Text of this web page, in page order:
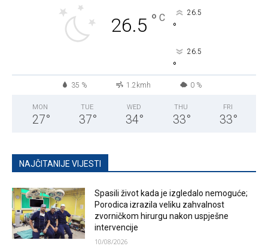
26.5 ° C 26.5
°
26.5
°
35 % 1.2kmh 0 %
MON
27°
TUE
37°
WED
34°
THU
33°
FRI
33°
NAJČITANIJE VIJESTI
Spasili život kada je izgledalo nemoguće;
Porodica izrazila veliku zahvalnost
zvorničkom hirurgu nakon uspješne
intervencije
10/08/2026